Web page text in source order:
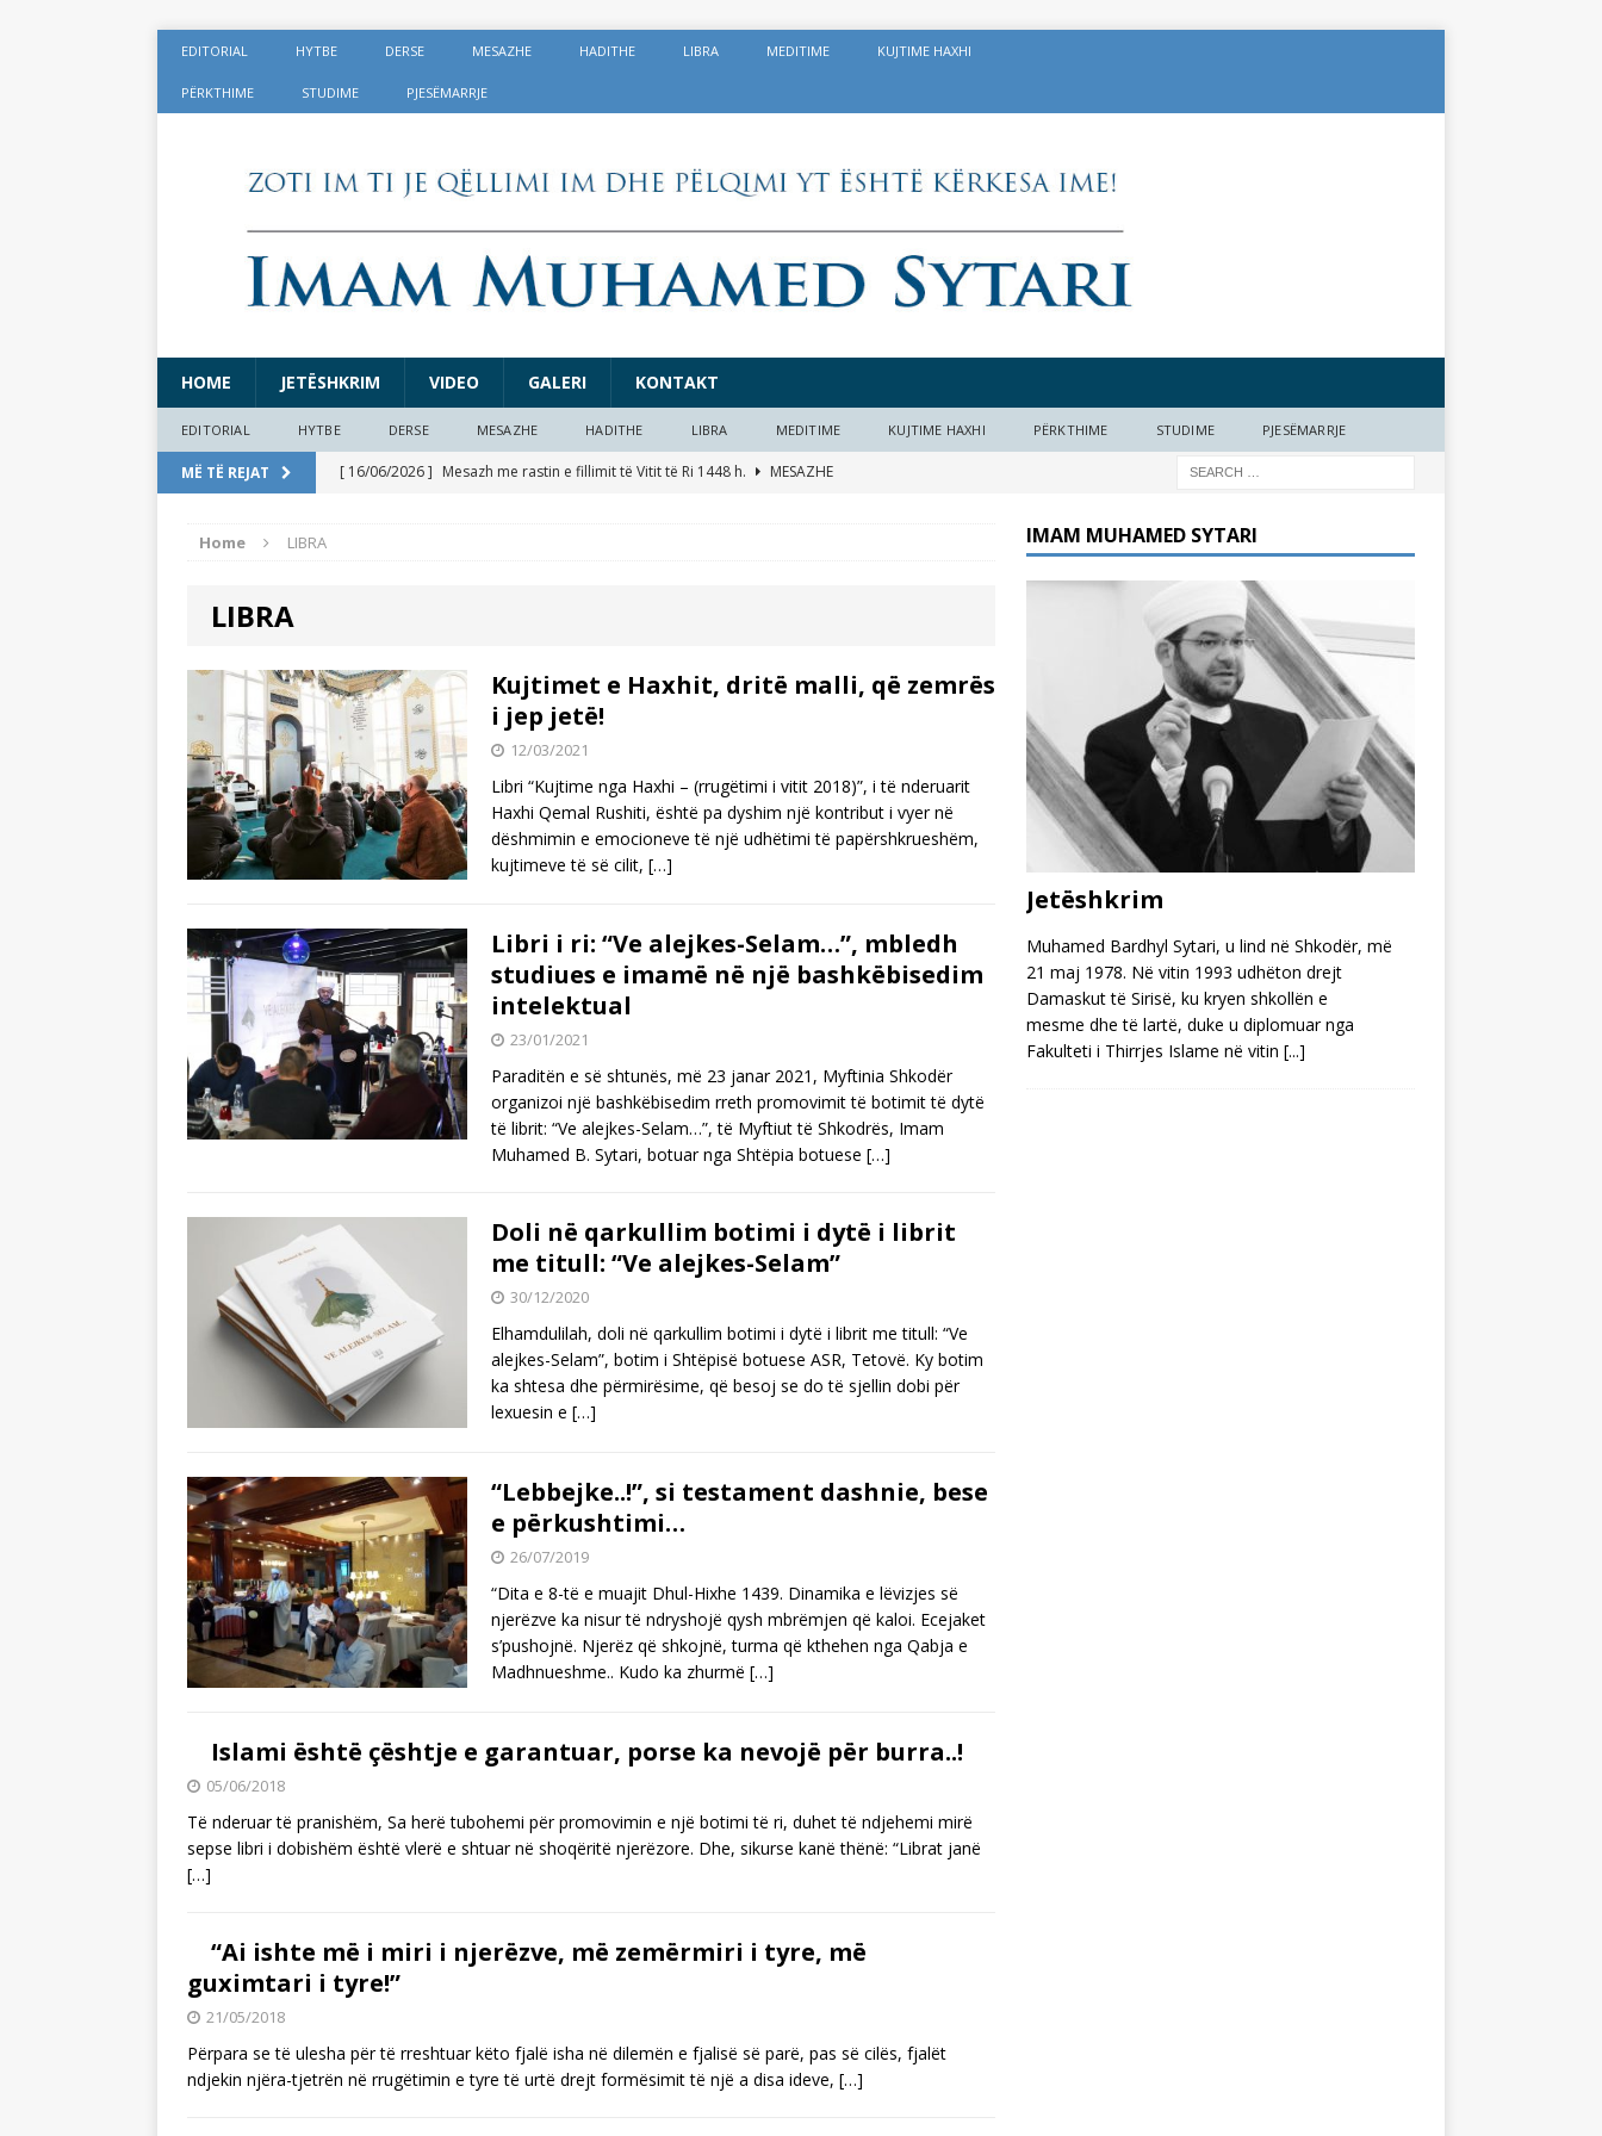
EDITORIAL HYTBE DERSE MESAZHE HADITHE LIBRA MEDITIME KUJTIME HAXHI
PËRKTHIME STUDIME PJESËMARRJE
HOME JETËSHKRIM VIDEO GALERI KONTAKT
EDITORIAL HYTBE DERSE MESAZHE HADITHE LIBRA MEDITIME KUJTIME HAXHI PËRKTHIME STUDIME PJESËMARRJE
MË TË REJAT [ 16/06/2026 ] Mesazh me rastin e fillimit të Vitit të Ri 1448 h.
MESAZHE
periudhës osmane”, nga Dr. Ferid Piku
EDITORIAL
Home LIBRA
LIBRA
Kujtimet e Haxhit, dritë malli, që zemrës
i jep jetë!
12/03/2021
Libri “Kujtime nga Haxhi – (rrugëtimi i vitit 2018)”, i të nderuarit
Haxhi Qemal Rushiti, është pa dyshim një kontribut i vyer në
dëshmimin e emocioneve të një udhëtimi të papërshkrueshëm,
kujtimeve të së cilit, […]
Libri i ri: “Ve alejkes-Selam…”, mbledh
studiues e imamë në një bashkëbisedim
intelektual
23/01/2021
Paraditën e së shtunës, më 23 janar 2021, Myftinia Shkodër
organizoi një bashkëbisedim rreth promovimit të botimit të dytë
të librit: “Ve alejkes-Selam…”, të Myftiut të Shkodrës, Imam
Muhamed B. Sytari, botuar nga Shtëpia botuese […]
Doli në qarkullim botimi i dytë i librit
me titull: “Ve alejkes-Selam”
30/12/2020
Elhamdulilah, doli në qarkullim botimi i dytë i librit me titull: “Ve
alejkes-Selam”, botim i Shtëpisë botuese ASR, Tetovë. Ky botim
ka shtesa dhe përmirësime, që besoj se do të sjellin dobi për
lexuesin e […]
“Lebbejke..!”, si testament dashnie, bese
e përkushtimi…
26/07/2019
“Dita e 8-të e muajit Dhul-Hixhe 1439. Dinamika e lëvizjes së
njerëzve ka nisur të ndryshojë qysh mbrëmjen që kaloi. Ecejaket
s’pushojnë. Njerëz që shkojnë, turma që kthehen nga Qabja e
Madhnueshme.. Kudo ka zhurmë […]
Islami është çështje e garantuar, porse ka nevojë për burra..!
05/06/2018
Të nderuar të pranishëm, Sa herë tubohemi për promovimin e një botimi të ri, duhet të ndjehemi mirë
sepse libri i dobishëm është vlerë e shtuar në shoqëritë njerëzore. Dhe, sikurse kanë thënë: “Librat janë
[…]
“Ai ishte më i miri i njerëzve, më zemërmiri i tyre, më
guximtari i tyre!”
21/05/2018
Përpara se të ulesha për të rreshtuar këto fjalë isha në dilemën e fjalisë së parë, pas së cilës, fjalët
ndjekin njëra-tjetrën në rrugëtimin e tyre të urtë drejt formësimit të një a disa ideve, […]
IMAM MUHAMED SYTARI
Jetëshkrim
Muhamed Bardhyl Sytari, u lind në Shkodër, më
21 maj 1978. Në vitin 1993 udhëton drejt
Damaskut të Sirisë, ku kryen shkollën e
mesme dhe të lartë, duke u diplomuar nga
Fakulteti i Thirrjes Islame në vitin [...]